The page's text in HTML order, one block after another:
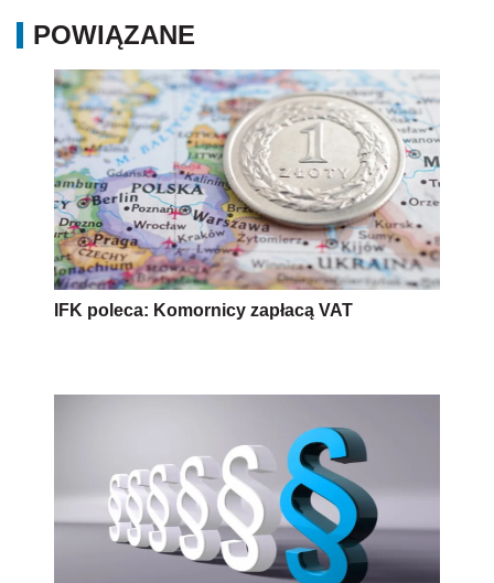
POWIĄZANE
IFK poleca: Komornicy zapłacą VAT